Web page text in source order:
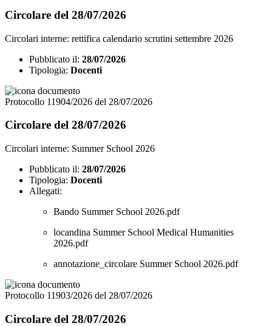
Circolare del 28/07/2026
Circolari interne: rettifica calendario scrutini settembre 2026
Pubblicato il: 28/07/2026
Tipologia: Docenti
Protocollo 11904/2026 del 28/07/2026
Circolare del 28/07/2026
Circolari interne: Summer School 2026
Pubblicato il: 28/07/2026
Tipologia: Docenti
Allegati:
Bando Summer School 2026.pdf
locandina Summer School Medical Humanities
2026.pdf
annotazione_circolare Summer School 2026.pdf
Protocollo 11903/2026 del 28/07/2026
Circolare del 28/07/2026